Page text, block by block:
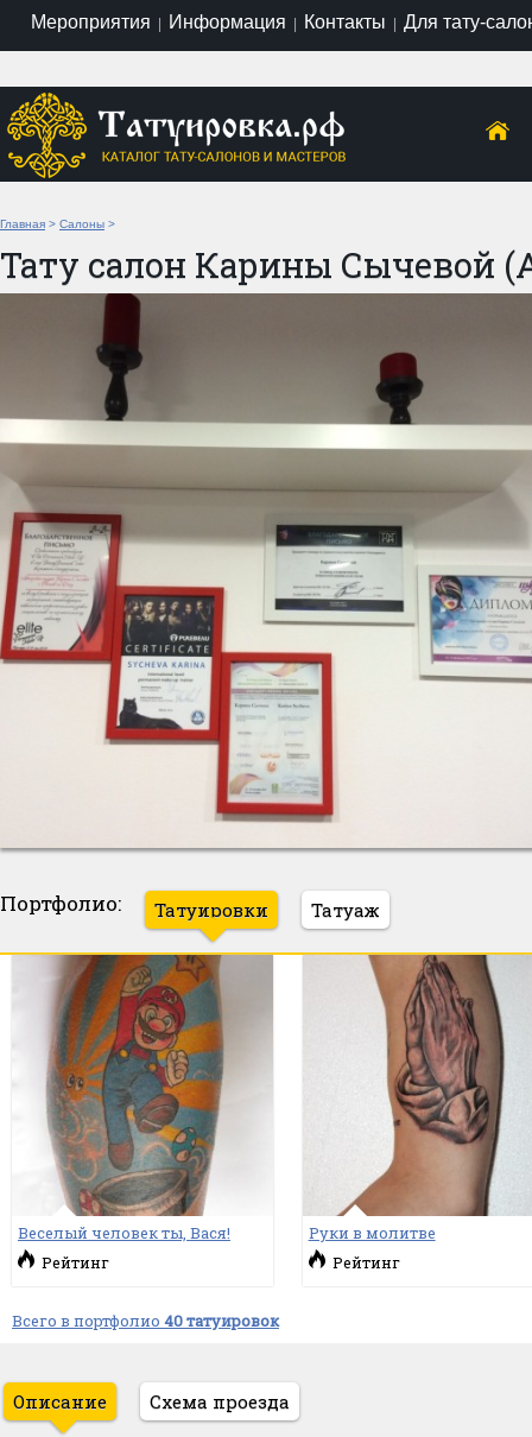
Мероприятия | Информация | Контакты | Для тату-
Главная > Салоны >
Тату салон Карины Сычевой
Портфолио: Татуировки Татуаж
Веселый человек ты, Вася!
Рейтинг
Руки в молитве
Рейтинг
Всего в портфолио 40 татуировок
Описание Схема проезда